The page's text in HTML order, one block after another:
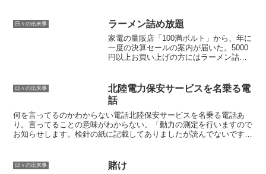
すい。おわり
日々の出来事 ラーメン詰め放題
家電の量販店「100満ボルト」から、年に
一度の決算セールの案内が届いた。5000
円以上お買い上げの方にはラーメン詰め
ちょっと行ってみるかという気持ちにな
ったのだが、その...
日々の出来事
北陸電力保安サービスを名乗る電
話
何を言ってるのかわからない電話北陸保安サービスを名乗る電話あ
り。言ってることの意味がわからない。「動力の測定を行いますので
お知らせします。検針の紙に記載してありましたが読んでないです
日々の出来事 賭け